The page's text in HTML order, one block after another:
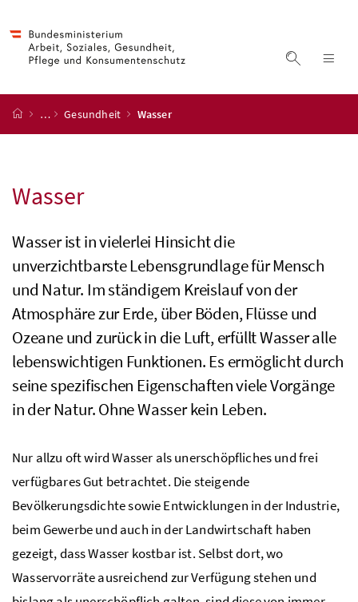
Suche
Startseite
… Gesundheit Wasser
Wasser
Wasser ist in vielerlei Hinsicht die
unverzichtbarste Lebensgrundlage für Mensch
und Natur. Im ständigem Kreislauf von der
Atmosphäre zur Erde, über Böden, Flüsse und
Ozeane und zurück in die Luft, erfüllt Wasser alle
lebenswichtigen Funktionen. Es ermöglicht durch
seine spezifischen Eigenschaften viele Vorgänge
in der Natur. Ohne Wasser kein Leben.
Nur allzu oft wird Wasser als unerschöpfliches und frei
verfügbares Gut betrachtet. Die steigende
Bevölkerungsdichte sowie Entwicklungen in der Industrie,
beim Gewerbe und auch in der Landwirtschaft haben
gezeigt, dass Wasser kostbar ist. Selbst dort, wo
Wasservorräte ausreichend zur Verfügung stehen und